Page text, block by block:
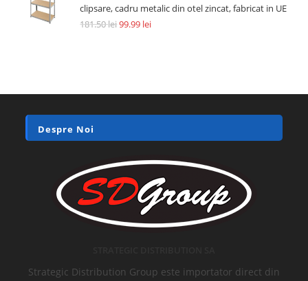
clipsare, cadru metalic din otel zincat, fabricat in UE
181.50lei99.99 lei
Despre Noi
Strategic Distribution Group este importator direct din